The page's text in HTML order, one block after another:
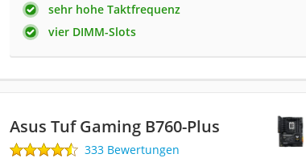
sehr hohe Taktfrequenz
vier DIMM-Slots
Asus Tuf Gaming B760-Plus
333 Bewertungen